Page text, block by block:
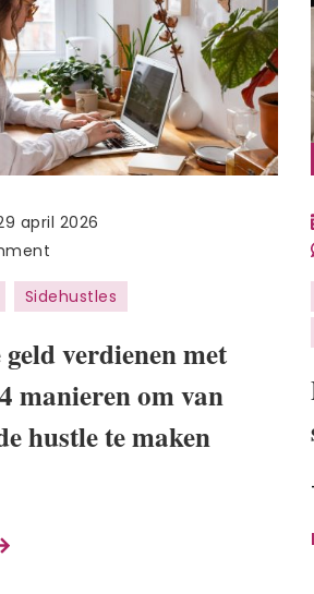
april 2026
Hoe
kun
geld
verdienen
Pinterest?
Sidehustles
verdienen met
manieren om van
hustle te maken